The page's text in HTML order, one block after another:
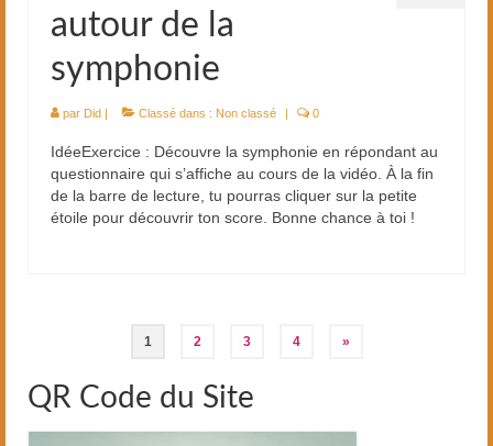
autour de la
symphonie
par Did | Classé dans : Non classé | 0
IdéeExercice : Découvre la symphonie en répondant au
questionnaire qui s’affiche au cours de la vidéo. À la fin
de la barre de lecture, tu pourras cliquer sur la petite
étoile pour découvrir ton score. Bonne chance à toi !
Pagination
des
publications
1 2 3 4 »
QR Code du Site